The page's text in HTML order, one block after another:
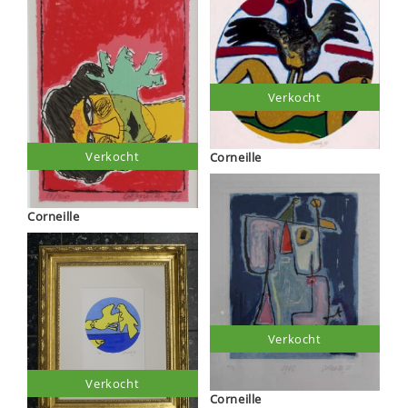
Corneille
Verkocht
Verkocht
Corneille
Verkocht
Corneille
Verkocht